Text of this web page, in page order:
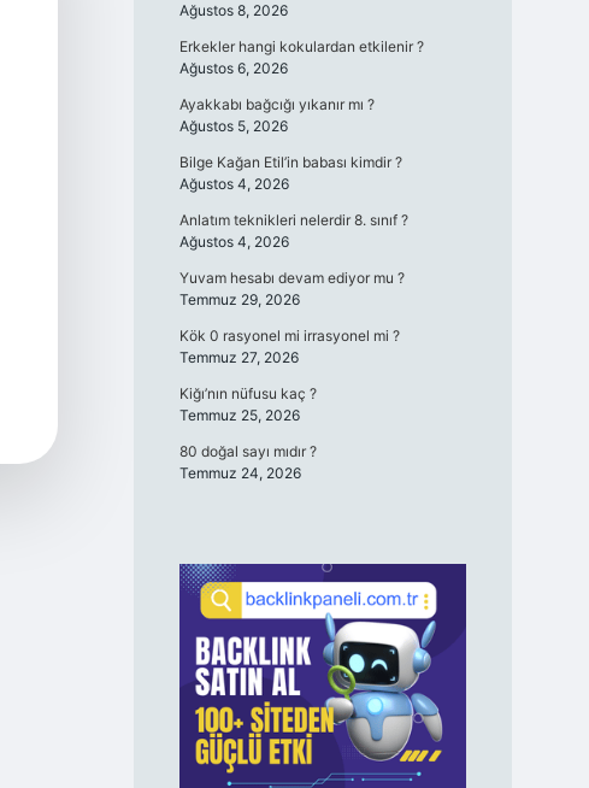
Ağustos 8, 2026
Erkekler hangi kokulardan etkilenir ?
Ağustos 6, 2026
Ayakkabı bağcığı yıkanır mı ?
Ağustos 5, 2026
Bilge Kağan Etil’in babası kimdir ?
Ağustos 4, 2026
Anlatım teknikleri nelerdir 8. sınıf ?
Ağustos 4, 2026
Yuvam hesabı devam ediyor mu ?
Temmuz 29, 2026
Kök 0 rasyonel mi irrasyonel mi ?
Temmuz 27, 2026
Kiğı’nın nüfusu kaç ?
Temmuz 25, 2026
80 doğal sayı mıdır ?
Temmuz 24, 2026